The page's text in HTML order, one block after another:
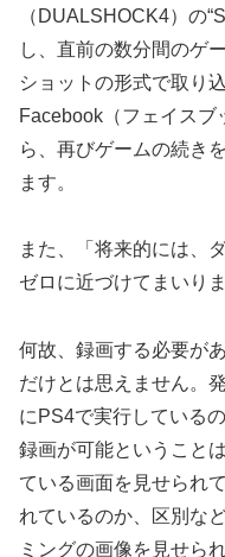
（DUALSHOCK4）の
し、直前の数分間のゲ
ショットの形式で取り
Facebook（フェイス
ら、再びゲームの続き
ます。
また、「将来的には、
ゼロに近づけてまいり
何故、録画する必要が
だけとは思えません。
にPS4で実行している
録画が可能ということ
ている画面を見せられ
れているのか、区別な
ミングの画像を見せら